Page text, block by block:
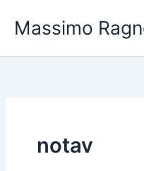
Massimo
notav